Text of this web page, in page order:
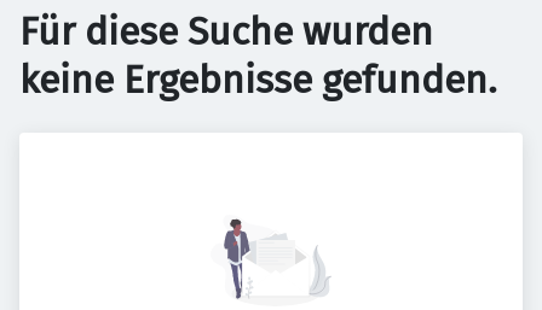
Für diese Suche wurden
keine Ergebnisse gefunden.